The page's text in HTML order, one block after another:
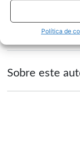
Política de
Sobre este